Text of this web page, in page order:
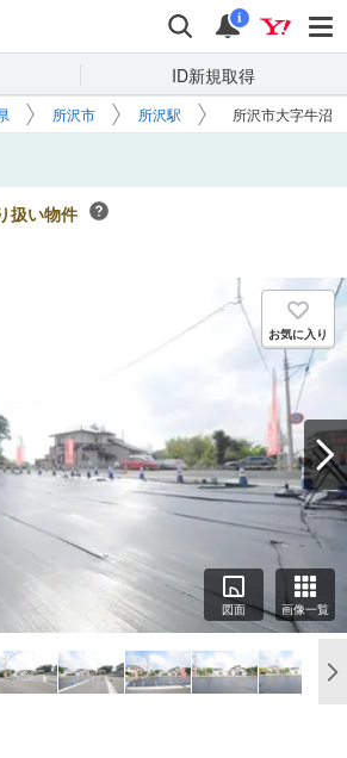
検索 通知
i
ID新規取得
所沢市 所沢駅 所沢市大字牛沼
扱い物件
お気に入り
図面 画像一覧